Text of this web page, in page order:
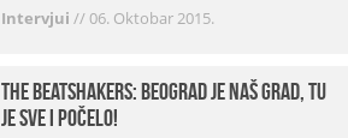
Intervjui //06. Oktobar 2015.
The Beatshakers: Beograd je naš grad, tu
je sve i počelo!